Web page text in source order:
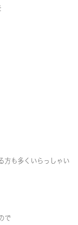
方も多くいらっしゃい
で